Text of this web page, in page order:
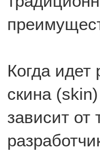
Когда
скина
зависит от